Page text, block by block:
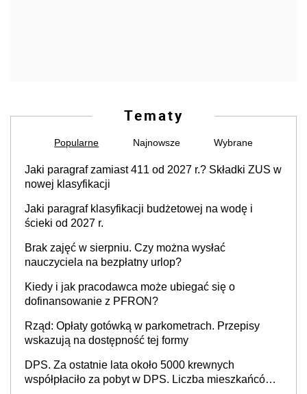
Tematy
Popularne Najnowsze Wybrane
Jaki paragraf zamiast 411 od 2027 r.? Składki ZUS w
nowej klasyfikacji
Jaki paragraf klasyfikacji budżetowej na wodę i
ścieki od 2027 r.
Brak zajęć w sierpniu. Czy można wysłać
nauczyciela na bezpłatny urlop?
Kiedy i jak pracodawca może ubiegać się o
dofinansowanie z PFRON?
Rząd: Opłaty gotówką w parkometrach. Przepisy
wskazują na dostępność tej formy
DPS. Za ostatnie lata około 5000 krewnych
współpłaciło za pobyt w DPS. Liczba mieszkańców